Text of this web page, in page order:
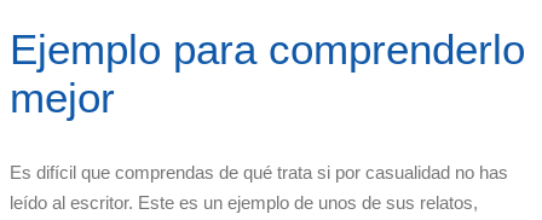
Ejemplo para comprenderlo
mejor
Es difícil que comprendas de qué trata si por casualidad no has
leído al escritor. Este es un ejemplo de unos de sus relatos,